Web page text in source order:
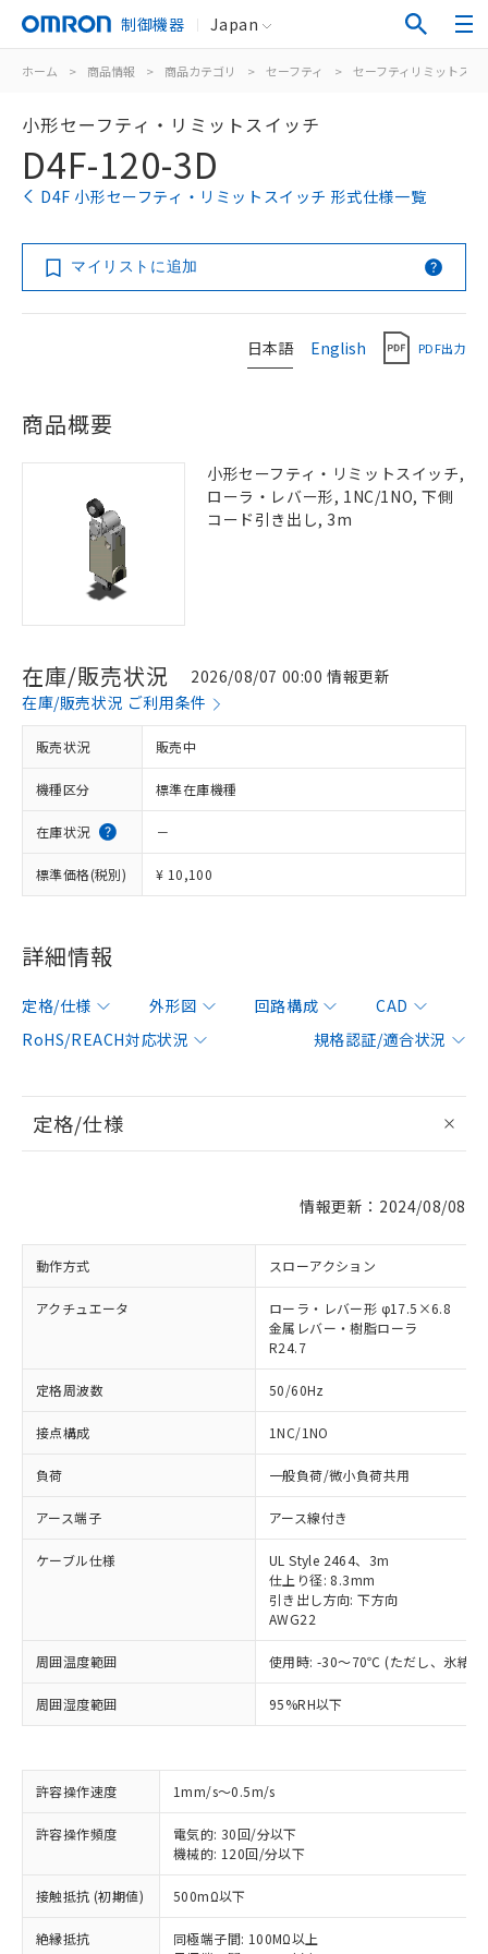
制御機器 Japan
ホーム > 商品情報 > 商品カテゴリ > セーフティ > セーフティリミットスイ
小形セーフティ・リミットスイッチ
D4F-120-3D
D4F 小形セーフティ・リミットスイッチ 形式仕様一覧
マイリストに追加
日本語 English PDF出力
商品概要
小形セーフティ・リミットスイッチ,
ローラ・レバー形, 1NC/1NO, 下側
コード引き出し, 3m
在庫/販売状況
2026/08/07 00:00 情報更新
在庫/販売状況 ご利用条件
販売状況 販売中
機種区分 標準在庫機種
在庫状況 －
標準価格(税別) ¥ 10,100
詳細情報
定格/仕様 外形図 回路構成
CAD
RoHS/REACH対応状況
規格認証/適合状況
定格/仕様
情報更新：2024/08/08
動作方式 スローアクション
アクチュエータ
ローラ・レバー形 φ17.5×6.8
金属レバー・樹脂ローラ
R24.7
定格周波数 50/60Hz
接点構成 1NC/1NO
負荷 一般負荷/微小負荷共用
アース端子 アース線付き
ケーブル仕様
UL Style 2464、3m
仕上り径: 8.3mm
引き出し方向: 下方向
AWG22
周囲温度範囲 使用時: -30～70℃ (ただし、氷結し
周囲湿度範囲 95%RH以下
許容操作速度 1mm/s～0.5m/s
許容操作頻度
電気的: 30回/分以下
機械的: 120回/分以下
接触抵抗 (初期値) 500mΩ以下
絶縁抵抗
同極端子間: 100MΩ以上
※1 対応状況
対応済み：EU RoHS指令（10物質）の
非含有に対応した製品が提供可能な商品で